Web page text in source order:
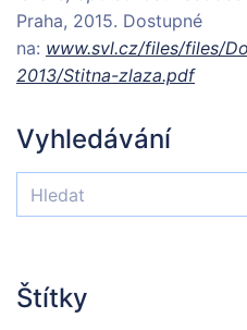
Praha, 2015. Dostupné
na: www.svl.cz/files/files/
2013/Stitna-zlaza.pdf
Vyhledávání
Štítky